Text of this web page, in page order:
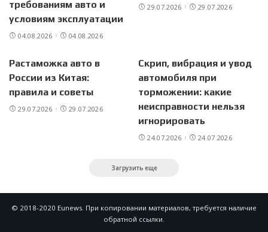
требованиям авто и
условиям эксплуатации
04.08.2026 04.08.2026
29.07.2026 29.07.2026
Растаможка авто в
России из Китая:
правила и советы
29.07.2026 29.07.2026
Скрип, вибрация и увод
автомобиля при
торможении: какие
неисправности нельзя
игнорировать
24.07.2026 24.07.2026
Загрузить еще
© 2018-2020 Eunews. При копировании материалов, требуется наличие
обратной ссылки.